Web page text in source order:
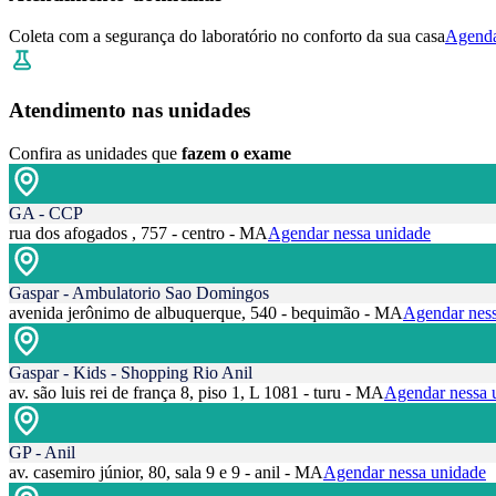
Coleta com a segurança do laboratório no conforto da sua casa
Atendimento nas unidades
Confira as unidades que fazem o exame
GA - CCP
rua dos afogados , 757 - centro - MAAgendar nessa unidade
Gaspar - Ambulatorio Sao Domingos
avenida jerônimo de albuquerque, 540 - bequimão - MAAgendar
Gaspar - Kids - Shopping Rio Anil
av. são luis rei de frança 8, piso 1, L 1081 - turu - MAAgendar nessa
GP - Anil
av. casemiro júnior, 80, sala 9 e 9 - anil - MAAgendar nessa unidade